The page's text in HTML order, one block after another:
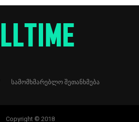
ᲡᲐᲛᲝᲛᲮᲛᲐᲠᲔᲑᲚᲝ ᲨᲔᲗᲐᲜᲮᲛᲔᲑᲐ
Copyright © 2018